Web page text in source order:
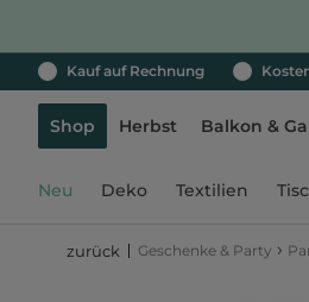
Kauf auf Rechnung
Shop Herbst Balkon &
Neu Deko Textilien
zurück Geschenke & Party ›